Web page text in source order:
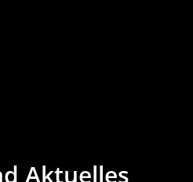
Aktuelles